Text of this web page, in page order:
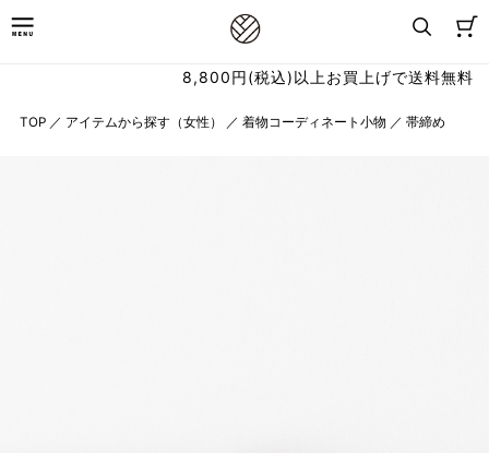
8,800円(税込)以上お買上げで送料無料
TOP ／ アイテムから探す（女性） ／ 着物コーディネート小物 ／ 帯締め